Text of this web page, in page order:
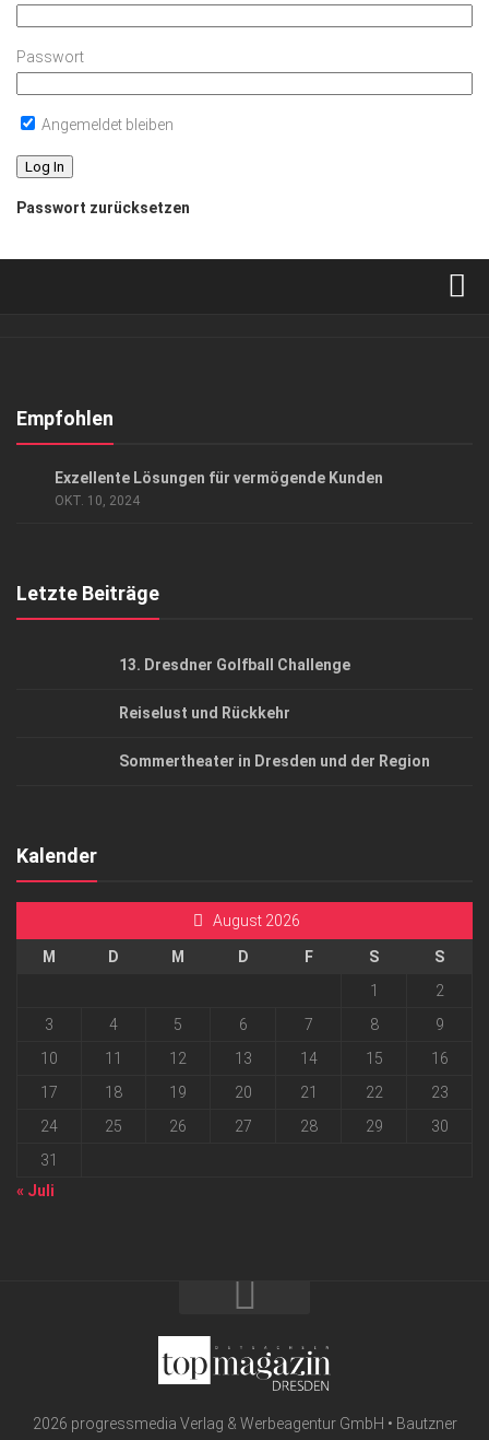
Passwort
Angemeldet bleiben
Passwort zurücksetzen
Kontakt, Impressum
Empfohlen
Exzellente Lösungen für vermögende Kunden
OKT. 10, 2024
Letzte Beiträge
13. Dresdner Golfball Challenge
Reiselust und Rückkehr
Sommertheater in Dresden und der Region
Kalender
August 2026
M D M D F S
S
1
2
3
4 5 6 7 8
9
10
11 12 13 14 15
16
17
18 19 20 21 22
23
24
25 26 27 28 29
30
31
« Juli
2026 progressmedia Verlag & Werbeagentur GmbH • Bautzner